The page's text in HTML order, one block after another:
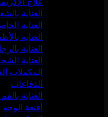
العناية
العناية
العناية
العناية
العناية
المكملات
الدفاعات
العناية
أقنعة الوجه